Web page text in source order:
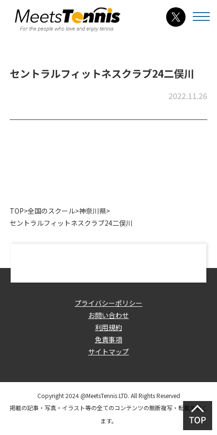
セントラルフィットネスクラブ24二俣川
2022.11.26
TOP>全国のスクール>神奈川県>
セントラルフィットネスクラブ24二俣川
プライバシーポリシー
お問い合わせ
利用規約
免責事項
サイトマップ
Copyright 2024 @MeetsTennis LTD. All Rights Reserved
掲載の記事・写真・イラスト等の全てのコンテンツの無断複写・転載を禁じ
ます。